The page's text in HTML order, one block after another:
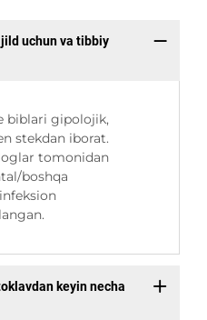
jild uchun va tibbiy
biblari gipolojik,
stekdan iborat.
tomonidan
boshqa
keyin necha